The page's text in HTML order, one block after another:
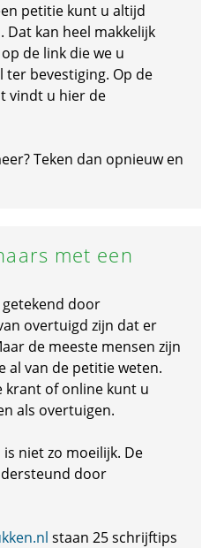
petitie kunt u altijd
Dat kan heel makkelijk
de link die we u
bevestiging. Op de
vindt u hier de
Teken dan opnieuw en
met een
door
overtuigd zijn dat er
de meeste mensen zijn
al van de petitie weten.
krant of online kunt u
als overtuigen.
niet zo moeilijk. De
door
staan 25 schrijftips